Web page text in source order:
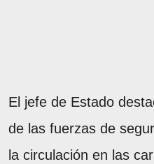
El jefe de Estado
de las fuerzas de
la circulación en las